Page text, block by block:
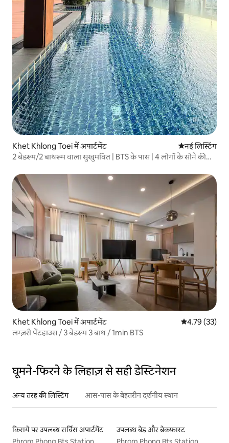
Khet Khlong Toei में अपार्टमेंट ठहरने की नई
नई लिस्टिंग
2 बेडरूम/2 बाथरूम वाला सुखुमवित | BTS के पास | 4 लोगों के सोने की
Khet Khlong Toei में अपार्टमेंट औसत रेटिंग 5 में
4.79 (33)
लग्ज़री पेंटहाउस / 3 बेडरूम 3 बाथ / 1min BTS
घूमने-फिरने के लिहाज़ से सही डेस्टिनेशन
अन्य तरह की लिस्टिंग आस-पास के बेहतरीन दर्शनीय स्थान
किराये पर उपलब्ध सर्विस अपार्टमेंट
उपलब्ध बेड और ब्रेकफ़ास्ट